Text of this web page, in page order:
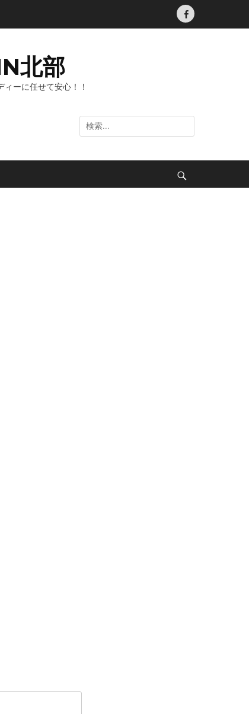
Facebook
北部
ーに任せて安心！！
検
索: